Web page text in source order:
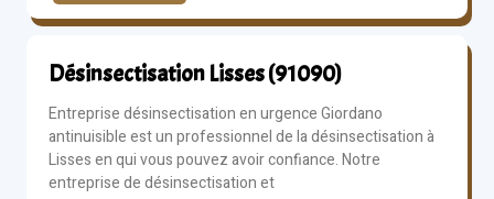
Désinsectisation Lisses (91090)
Entreprise désinsectisation en urgence Giordano
antinuisible est un professionnel de la désinsectisation à
Lisses en qui vous pouvez avoir confiance. Notre
entreprise de désinsectisation et